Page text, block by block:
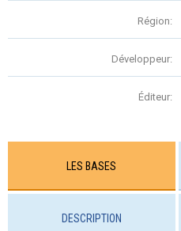
Région:
Développeur:
Éditeur:
LES BASES
DESCRIPTION